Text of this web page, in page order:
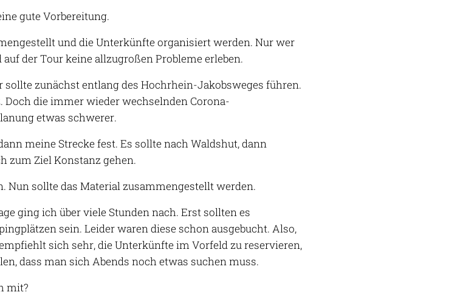
gute Vorbereitung.
und die Unterkünfte organisiert werden. Nur wer
der Tour keine allzugroßen Probleme erleben.
sollte zunächst entlang des Hochrhein-Jakobsweges führen.
die immer wieder wechselnden Corona-
etwas schwerer.
meine Strecke fest. Es sollte nach Waldshut, dann
zum Ziel Konstanz gehen.
Nun sollte das Material zusammengestellt werden.
ging ich über viele Stunden nach. Erst sollten es
sein. Leider waren diese schon ausgebucht. Also,
sich sehr, die Unterkünfte im Vorfeld zu reservieren,
dass man sich Abends noch etwas suchen muss.
mit?